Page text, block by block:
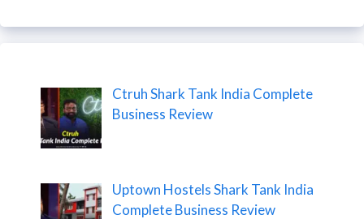
Ctruh Shark Tank India Complete
Business Review
Uptown Hostels Shark Tank India
Complete Business Review